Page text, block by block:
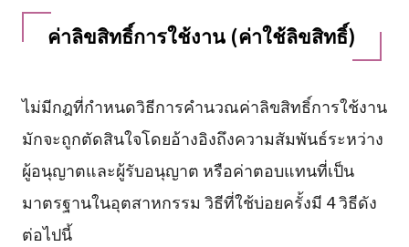
ค่าลิขสิทธิ์การใช้งาน (ค่าใช้ลิขสิทธิ์)
ไม่มีกฎที่กำหนดวิธีการคำนวณค่าลิขสิทธิ์การใช้งาน
มักจะถูกตัดสินใจโดยอ้างอิงถึงความสัมพันธ์ระหว่าง
ผู้อนุญาตและผู้รับอนุญาต หรือค่าตอบแทนที่เป็น
มาตรฐานในอุตสาหกรรม วิธีที่ใช้บ่อยครั้งมี 4 วิธีดัง
ต่อไปนี้